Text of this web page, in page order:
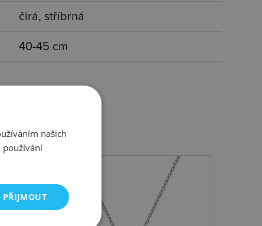
čirá, stříbrná
40-45 cm
našich
používání
PŘIJMOUT